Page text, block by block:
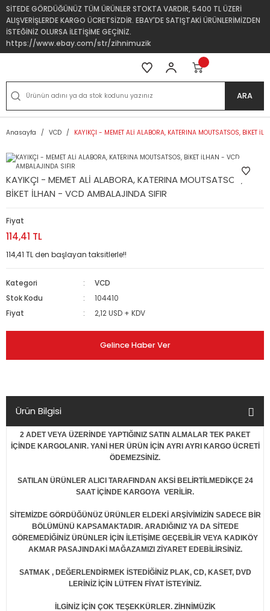
SİTEDE GÖRDÜĞÜNÜZ TÜM ÜRÜNLER STOKTA VARDIR, 5400 TL ÜZERİ
ALIŞVERİŞLERDE KARGO ÜCRETSİZDİR. EBAY'DE SATIŞTAKİ ÜRÜNLERİMİZDEN
İSTEĞİNİZ OLURSA İLETİŞİME GEÇİNİZ.
https://www.ebay.com/str/zihnimuzik
ARA
Anasayfa VCD KAYIKÇI - MEMET ALİ ALABORA, KATERINA MOUTSATSOS, BİKET
KAYIKÇI - MEMET ALİ ALABORA, KATERINA MOUTSATSOS,
BİKET İLHAN - VCD AMBALAJINDA SIFIR
Fiyat
114,41 TL
114,41 TL den başlayan taksitlerle!!
Kategori
VCD
Stok Kodu
104410
Fiyat
2,12 USD + KDV
Gelince Haber Ver
Ürün Bilgisi
2 ADET VEYA ÜZERİNDE YAPTIĞINIZ SATIN ALMALAR TEK PAKET
İÇİNDE KARGOLANIR. YANİ HER ÜRÜN İÇİN AYRI AYRI KARGO ÜCRETİ
ÖDEMEZSİNİZ.
SATILAN ÜRÜNLER ALICI TARAFINDAN AKSİ BELİRTİLMEDİKÇE 24
SAAT İÇİNDE KARGOYA VERİLİR.
SİTEMİZDE GÖRDÜĞÜNÜZ ÜRÜNLER ELDEKİ ARŞİVİMİZİN SADECE BİR
BÖLÜMÜNÜ KAPSAMAKTADIR. ARADIĞINIZ YA DA SİTEDE
GÖREMEDİĞİNİZ ÜRÜNLER İÇİN İLETİŞİME GEÇEBİLİR VEYA KADIKÖY
AKMAR PASAJINDAKİ MAĞAZAMIZI ZİYARET EDEBİLİRSİNİZ.
SATMAK , DEĞERLENDİRMEK İSTEDİĞİNİZ PLAK, CD, KASET, DVD
LERİNİZ İÇİN LÜTFEN FİYAT İSTEYİNİZ.
İLGİNİZ İÇİN ÇOK TEŞEKKÜRLER. ZİHNİMÜZİK